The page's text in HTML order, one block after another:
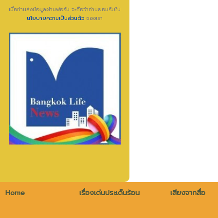
เมื่อท่านส่งข้อมูลผ่านฟอร์ม จะถือว่าท่านยอมรับใน
นโยบายความเป็นส่วนตัว ของเรา
Home เรื่องเด่นประเด็นร้อน เสียงจากสื่อ